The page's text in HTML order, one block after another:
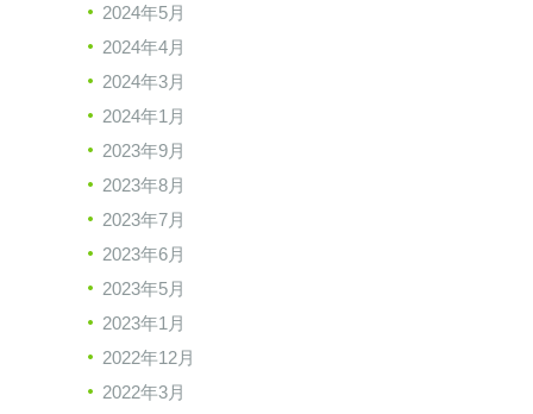
2024年5月
2024年4月
2024年3月
2024年1月
2023年9月
2023年8月
2023年7月
2023年6月
2023年5月
2023年1月
2022年12月
2022年3月